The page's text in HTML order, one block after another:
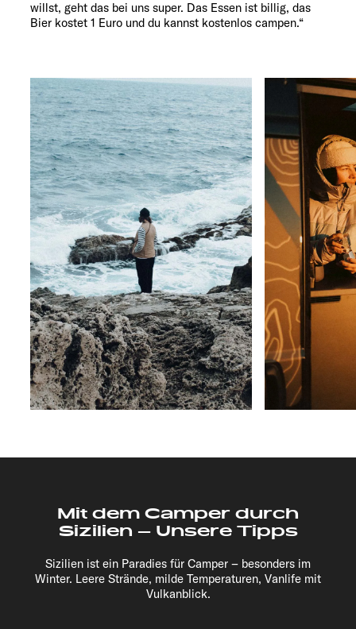
willst, geht das bei uns super. Das Essen ist billig, das
Bier kostet 1 Euro und du kannst kostenlos campen.“
Mit dem Camper durch
Sizilien – Unsere Tipps
Sizilien ist ein Paradies für Camper – besonders im
Winter. Leere Strände, milde Temperaturen, Vanlife mit
Vulkanblick.